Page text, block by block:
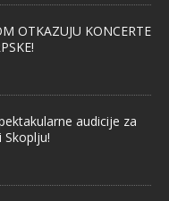
OTKAZUJU KONCERTE
audicije za
Skoplju!